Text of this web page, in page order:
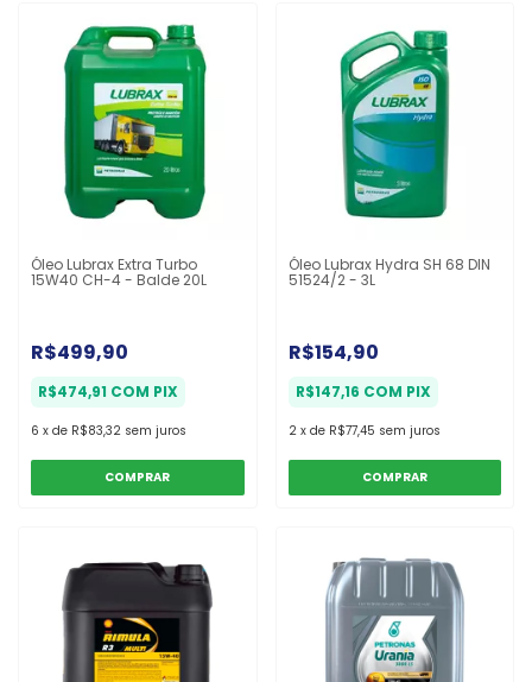
Óleo Lubrax Extra Turbo
15W40 CH-4 - Balde 20L
R$499,90
R$474,91 COM PIX
6 x de R$83,32 sem juros
Óleo Lubrax Hydra SH 68 DIN
51524/2 - 3L
R$154,90
R$147,16 COM PIX
2 x de R$77,45 sem juros